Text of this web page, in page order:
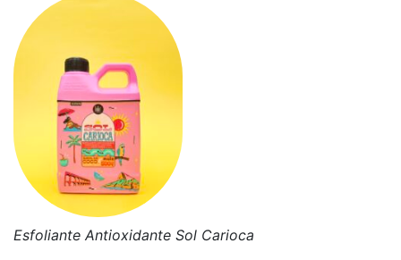
Esfoliante Antioxidante Sol Carioca